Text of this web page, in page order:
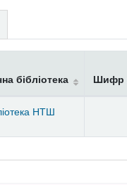
бібліотека Шифр
НТШ